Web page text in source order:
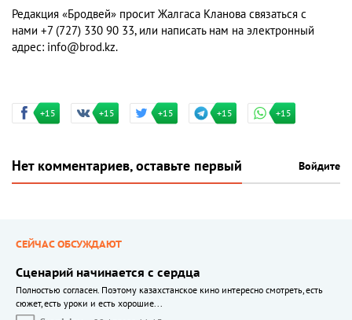
Редакция «Бродвей» просит Жалгаса Кланова связаться с
нами +7 (727) 330 90 33, или написать нам на электронный
адрес: info@brod.kz.
+15 +15 +15 +15 +15
Нет комментариев, оставьте первый Войдите
СЕЙЧАС ОБСУЖДАЮТ
Сценарий начинается с сердца
Полностью согласен. Поэтому казахстанское кино интересно смотреть, есть
сюжет, есть уроки и есть хорошие...